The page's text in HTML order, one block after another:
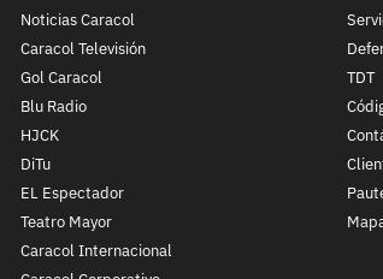
Noticias Caracol
Caracol Televisión
Gol Caracol
Blu Radio
HJCK
DiTu
EL Espectador
Teatro Mayor
Caracol Internacional
TDT